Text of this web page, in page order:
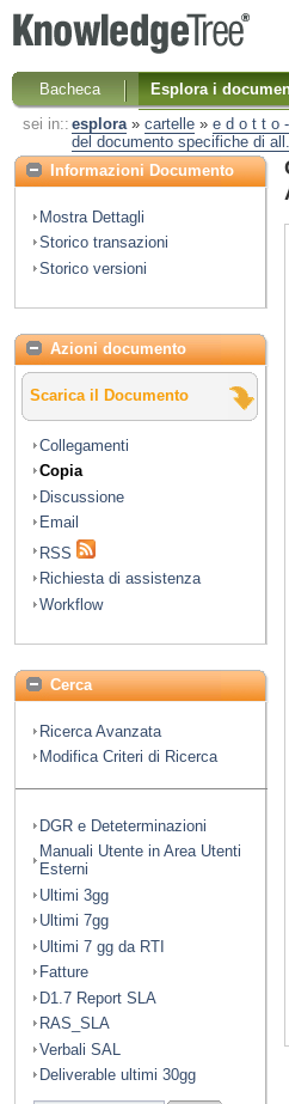
Bacheca
Esplora i
sei in:: esplora» cartelle» e d o t t o
del documento specifiche di
Informazioni Documento
Mostra Dettagli
Storico transazioni
Storico versioni
Azioni documento
Scarica il Documento
Collegamenti
Copia
Discussione
Email
RSS
Richiesta di assistenza
Workflow
Cerca
Ricerca Avanzata
Modifica Criteri di Ricerca
DGR e Deteterminazioni
Manuali Utente in Area Utenti
Esterni
Ultimi 3gg
Ultimi 7gg
Ultimi 7 gg da RTI
Fatture
D1.7 Report SLA
RAS_SLA
Verbali SAL
Deliverable ultimi 30gg